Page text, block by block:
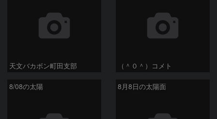
天文バカボン町田支部 （＾０＾）コメト
8/08の太陽 8月8日の太陽面